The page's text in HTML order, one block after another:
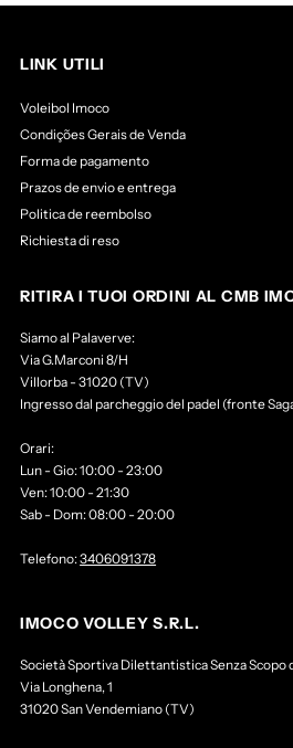
LINK UTILI
Voleibol Imoco
Condições Gerais de Venda
Forma de pagamento
Prazos de envio e entrega
Politica de reembolso
Richiesta di reso
RITIRA I TUOI ORDINI AL CMB
Siamo al Palaverve:
Via G.Marconi 8/H
Villorba - 31020 (TV)
Ingresso dal parcheggio del padel (fronte
Orari:
Lun - Gio: 10:00 - 23:00
Ven: 10:00 - 21:30
Sab - Dom: 08:00 - 20:00
Telefono:3406091378
IMOCO VOLLEY S.R.L.
Società Sportiva Dilettantistica Senza Scopo
Via Longhena, 1
31020 San Vendemiano (TV)